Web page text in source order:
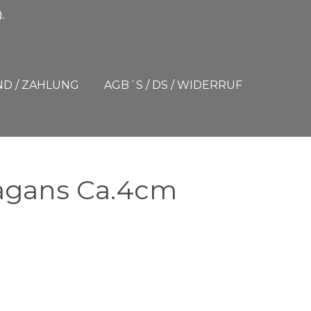
/ ZAHLUNG AGB´S / DS / WIDERRUF
Ca.4cm